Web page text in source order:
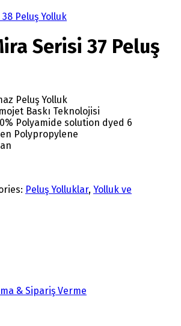
Peluş Yolluk
Serisi 37 Peluş
Peluş Yolluk
Baskı Teknolojisi
Polyamide solution dyed 6
Polypropylene
Peluş Yolluklar, Yolluk ve
& Sipariş Verme